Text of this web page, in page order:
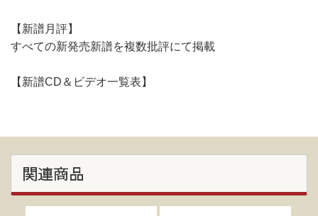
【新譜月評】
すべての新発売新譜を複数批評にて掲載
【新譜CD＆ビデオ一覧表】
関連商品